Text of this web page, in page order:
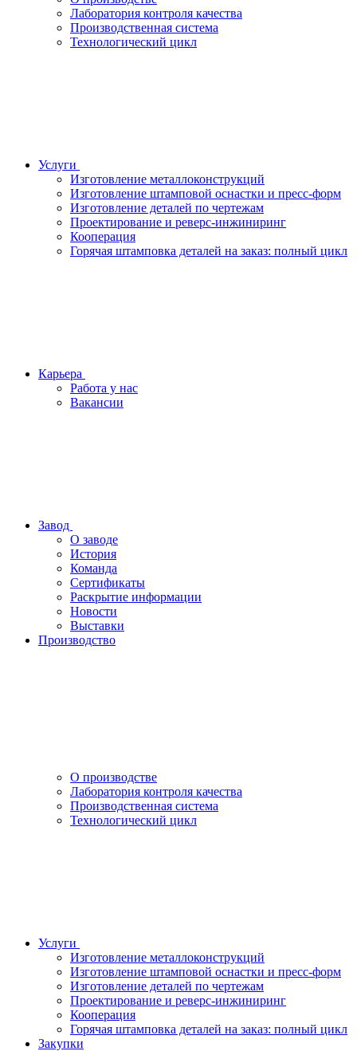
Лаборатория контроля качества
Производственная система
Технологический цикл
Услуги
Изготовление металлоконструкций
Изготовление штамповой оснастки и пресс-форм
Изготовление деталей по чертежам
Проектирование и реверс-инжиниринг
Кооперация
Горячая штамповка деталей на заказ: полный цикл
Карьера
Работа у нас
Вакансии
Завод
О заводе
История
Команда
Сертификаты
Раскрытие информации
Новости
Выставки
Производство
О производстве
Лаборатория контроля качества
Производственная система
Технологический цикл
Услуги
Изготовление металлоконструкций
Изготовление штамповой оснастки и пресс-форм
Изготовление деталей по чертежам
Проектирование и реверс-инжиниринг
Кооперация
Горячая штамповка деталей на заказ: полный цикл
Закупки